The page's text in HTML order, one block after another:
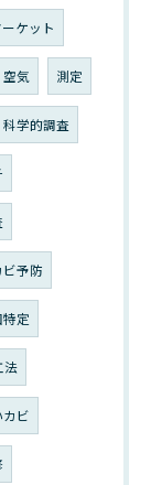
ケット
空気 測定
科学的調査
予防
定
法
カビ